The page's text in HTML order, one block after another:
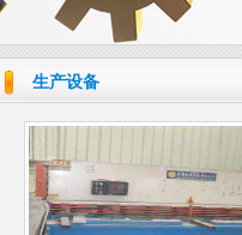
生产设备